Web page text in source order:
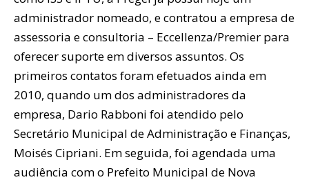
administrador nomeado, e contratou a empresa de
assessoria e consultoria – Eccellenza/Premier para
oferecer suporte em diversos assuntos. Os
primeiros contatos foram efetuados ainda em
2010, quando um dos administradores da
empresa, Dario Rabboni foi atendido pelo
Secretário Municipal de Administração e Finanças,
Moisés Cipriani. Em seguida, foi agendada uma
audiência com o Prefeito Municipal de Nova